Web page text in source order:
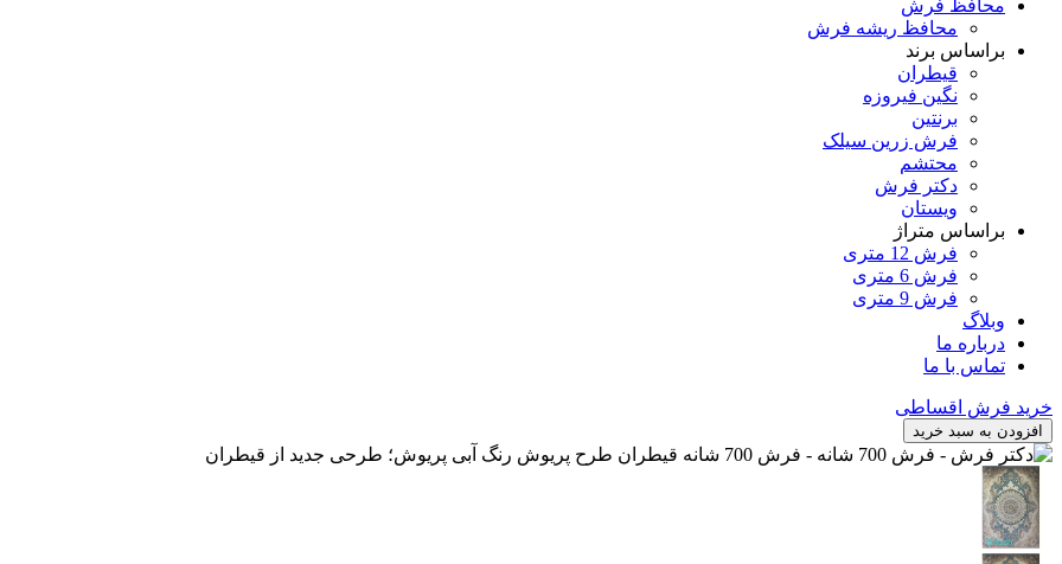
محافظ فرش
محافظ ریشه فرش
براساس برند
قیطران
نگین فیروزه
برنتین
فرش زرین سیلک
محتشم
دکتر فرش
ویستان
براساس متراژ
فرش 12 متری
فرش 6 متری
فرش 9 متری
وبلاگ
درباره ما
تماس با ما
خرید فرش اقساطی
افزودن به سبد خرید